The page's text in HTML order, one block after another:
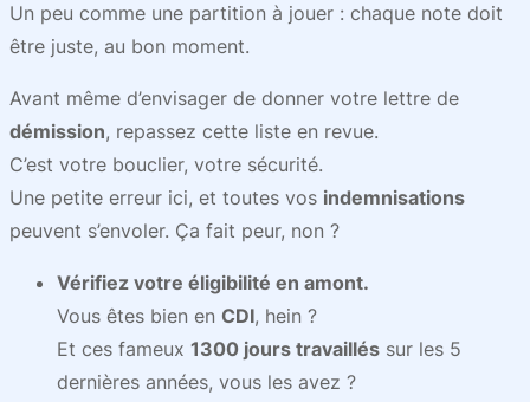
Un peu comme une partition à jouer : chaque note doit
être juste, au bon moment.
Avant même d’envisager de donner votre lettre de
démission, repassez cette liste en revue.
C’est votre bouclier, votre sécurité.
Une petite erreur ici, et toutes vos indemnisations
peuvent s’envoler. Ça fait peur, non ?
Vérifiez votre éligibilité en amont.
Vous êtes bien en CDI, hein ?
Et ces fameux 1300 jours travaillés sur les 5
dernières années, vous les avez ?